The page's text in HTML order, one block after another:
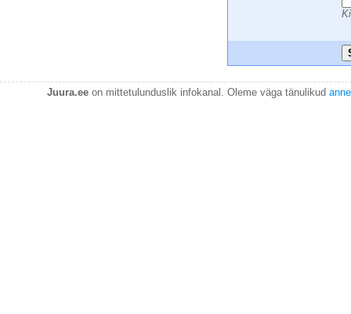
Juura.eeon mittetulunduslik infokanal. Oleme väga tänulikud